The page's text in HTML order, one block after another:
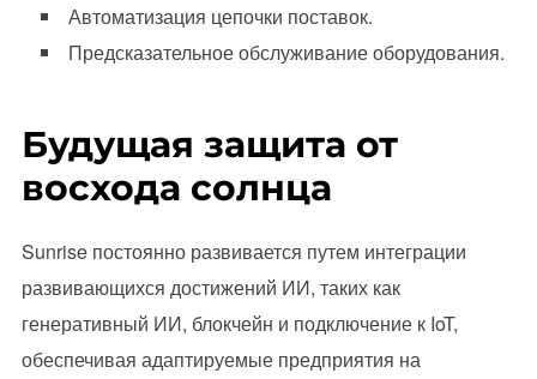
Автоматизация цепочки поставок.
Предсказательное обслуживание оборудования.
Будущая защита от
восхода солнца
Sunrise постоянно развивается путем интеграции
развивающихся достижений ИИ, таких как
генеративный ИИ, блокчейн и подключение к IoT,
обеспечивая адаптируемые предприятия на